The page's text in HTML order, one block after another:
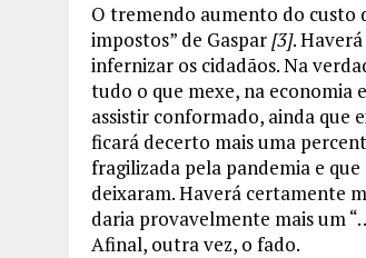
O tremendo aumento do custo
impostos” de Gaspar[3].
infernizar os cidadãos. Na
tudo o que mexe, na economia
assistir conformado, ainda que
ficará decerto mais uma
fragilizada pela pandemia e
deixaram. Haverá certamente
daria provavelmente mais um
Afinal, outra vez, o fado.